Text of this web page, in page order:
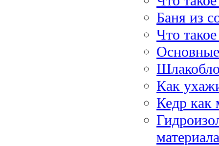
Баня из
Что
Как
Кедр как